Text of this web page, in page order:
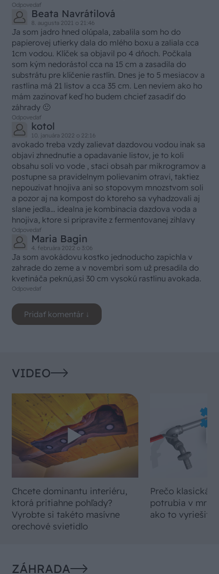
Odpovedať
Beata Navrátilová
8. augusta 2021 o 21:46
Ja som jadro hned olúpala, zabalila som ho do
papierovej utierky dala do mlého boxu a zaliala cca
1cm vodou. Klíček sa objavil po 4 dňoch. Počkala
som kým nedorástol cca na 15 cm a zasadila do
substrátu pre klíčenie rastlín. Dnes je to 5 mesiacov a
rastlina má 21 listov a cca 35 cm. Len neviem ako ho
mám zazinovať keď ho budem chcieť zasadiť do
záhrady 🙂
Odpovedať
kotol
10. januára 2022 o 22:16
avokado treba vzdy zalievat dazdovou vodou inak sa
objavi zhnednutie a opadavanie listov, je to koli
obsahu soli vo vode , staci obsah par mikrogramov a
postupne sa pravidelnym polievanim otravi, taktiez
nepouzivat hnojiva ani so stopovym mnozstvom soli
a pozor aj na kompost do ktoreho sa vyhadzovali aj
slane jedla… idealna je kombinacia dazdova voda a
hnojiva, ktore si pripravite z fermentovanej zihlavy
Odpovedať
Maria Bagin
4. februára 2022 o 3:06
Ja som avokádovu kostko jednoducho zapichla v
zahrade do zeme a v novembri som už presadila do
kvetináča peknú,asi 30 cm vysokú rastlinu avokada.
Odpovedať
VIDEO
Chcete dominantu interiéru,
ktorá pritiahne pohľady?
Vyrobte si takéto masívne
orechové svietidlo
Prečo klasická
potrubia v
ako to vyriešiť
ZÁHRADA